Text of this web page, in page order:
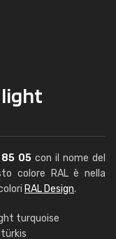
light
85 05 con il nome del
colore RAL è nella
RAL Design.
turquoise